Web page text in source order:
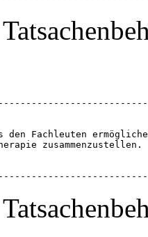
den Fachleuten
zusammenzustellen.